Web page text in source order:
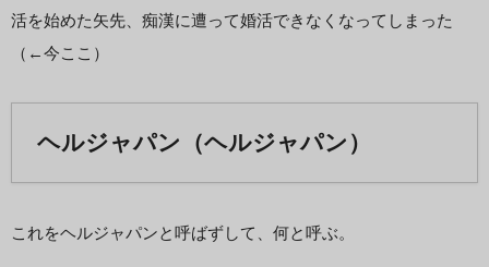
活を始めた矢先、痴漢に遭って婚活できなくなってしまった
（←今ここ）
ヘルジャパン（ヘルジャパン）
これをヘルジャパンと呼ばずして、何と呼ぶ。